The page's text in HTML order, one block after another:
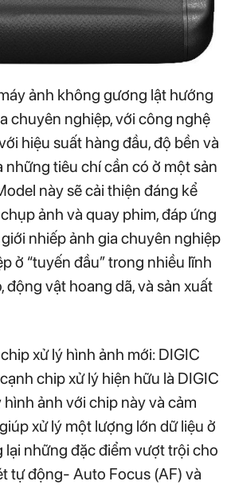
ảnh không gương lật hướng
chuyên nghiệp, với công nghệ
hiệu suất hàng đầu, độ bền và
những tiêu chí cần có ở một sản
này sẽ cải thiện đáng kể
ảnh và quay phim, đáp ứng
nhiếp ảnh gia chuyên nghiệp
ở “tuyến đầu” trong nhiều lĩnh
động vật hoang dã, và sản xuất
xử lý hình ảnh mới: DIGIC
chip xử lý hiện hữu là DIGIC
hình ảnh với chip này và cảm
xử lý một lượng lớn dữ liệu ở
lại những đặc điểm vượt trội cho
tự động- Auto Focus (AF) và